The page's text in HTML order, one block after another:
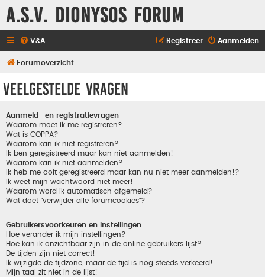
A.S.V. Dionysos Forum
V&A Aanmelden
Registreer
Forumoverzicht
Veelgestelde vragen
Aanmeld- en registratievragen
Waarom moet ik me registreren?
Wat is COPPA?
Waarom kan ik niet registreren?
Ik ben geregistreerd maar kan niet aanmelden!
Waarom kan ik niet aanmelden?
Ik heb me ooit geregistreerd maar kan nu niet meer aanmelden!?
Ik weet mijn wachtwoord niet meer!
Waarom word ik automatisch afgemeld?
Wat doet "verwijder alle forumcookies"?
Gebruikersvoorkeuren en instellingen
Hoe verander ik mijn instellingen?
Hoe kan ik onzichtbaar zijn in de online gebruikers lijst?
De tijden zijn niet correct!
Ik wijzigde de tijdzone, maar de tijd is nog steeds verkeerd!
Mijn taal zit niet in de lijst!